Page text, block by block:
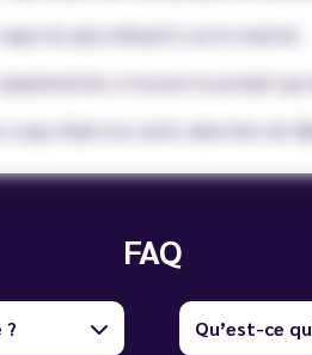
les plus influents sur le marché.
à trouver le produit qui
coup d'œil à la vaste sélection de
FAQ
? Qu’est-ce